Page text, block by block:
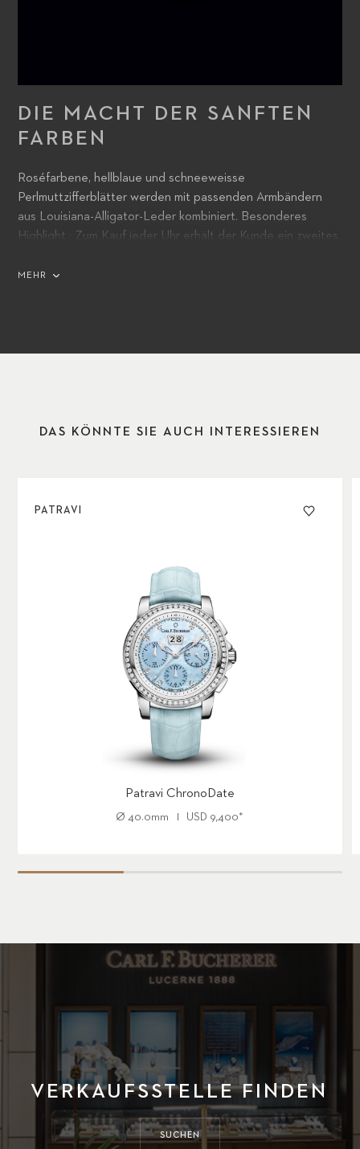
DIE MACHT DER SANFTEN
FARBEN
Roséfarbene, hellblaue und schneeweisse
Perlmuttzifferblätter werden mit passenden Armbändern
aus Louisiana-Alligator-Leder kombiniert. Besonderes
Highlight : Zum Kauf jeder Uhr erhält der Kunde ein zweites
MEHR
DAS KÖNNTE SIE AUCH INTERESSIEREN
PATRAVI
Patravi ChronoDate
Ø 40.0mm USD 9,400*
VERKAUFSSTELLE FINDEN
SUCHEN